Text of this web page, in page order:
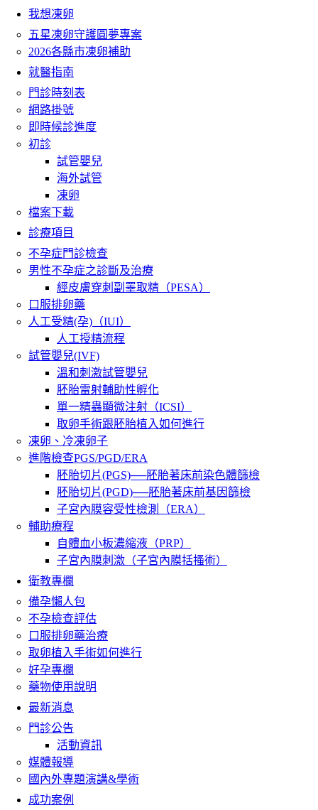
我想凍卵
五星凍卵守護圓夢專案
2026各縣市凍卵補助
就醫指南
門診時刻表
網路掛號
即時候診進度
初診
試管嬰兒
海外試管
凍卵
檔案下載
診療項目
不孕症門診檢查
男性不孕症之診斷及治療
經皮膚穿刺副睪取精（PESA）
口服排卵藥
人工受精(孕)（IUI）
人工授精流程
試管嬰兒(IVF)
溫和刺激試管嬰兒
胚胎雷射輔助性孵化
單一精蟲顯微注射（ICSI）
取卵手術跟胚胎植入如何進行
凍卵、冷凍卵子
進階檢查PGS/PGD/ERA
胚胎切片(PGS)──胚胎著床前染色體篩檢
胚胎切片(PGD)──胚胎著床前基因篩檢
子宮內膜容受性檢測（ERA）
輔助療程
自體血小板濃縮液（PRP）
子宮內膜刺激（子宮內膜括搔術）
衛教專欄
備孕懶人包
不孕檢查評估
口服排卵藥治療
取卵植入手術如何進行
好孕專欄
藥物使用說明
最新消息
門診公告
活動資訊
媒體報導
國內外專題演講&學術
成功案例